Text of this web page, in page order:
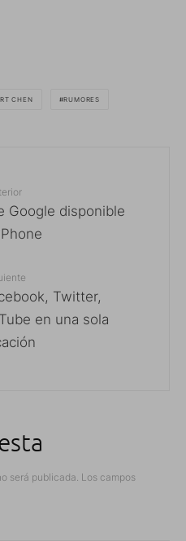
CHEN RUMORES
Google disponible
Twitter,
en una sola
será publicada. Los campos